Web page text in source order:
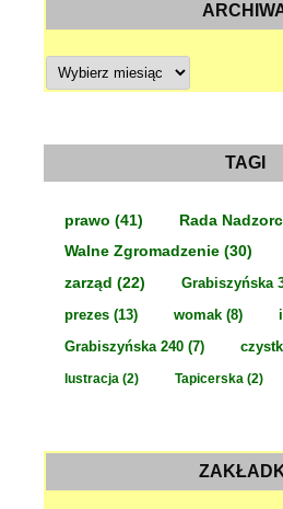
A
c
TAGI
prawo (41) Rada
Walne Zgromadzenie (30)
zarząd (22) Grabiszyńska
prezes (13) womak (8)
Grabiszyńska 240 (7)
lustracja (2) Tapicerska (2)